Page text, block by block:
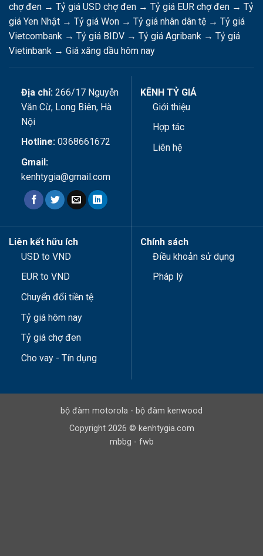
chợ đen → Tỷ giá USD chợ đen → Tỷ giá EUR chợ đen → Tỷ
giá Yen Nhật → Tỷ giá Won → Tỷ giá nhân dân tệ → Tỷ giá
Vietcombank → Tỷ giá BIDV → Tỷ giá Agribank → Tỷ giá
Vietinbank → Giá xăng dầu hôm nay
Địa chỉ:266/17 Nguyễn
Văn Cừ, Long Biên, Hà
Nội
Hotline:0368661672
Gmail:
kenhtygia@gmail.com
KÊNH TỶ GIÁ
Giới thiệu
Hợp tác
Liên hệ
Liên kết hữu ích
USD to VND
EUR to VND
Chuyển đổi tiền tệ
Tỷ giá hôm nay
Tỷ giá chợ đen
Cho vay - Tín dụng
Chính sách
Điều khoản sử dụng
Pháp lý
bộ đàm motorola - bộ đàm kenwood
Copyright 2026 © kenhtygia.com
mbbg - fwb